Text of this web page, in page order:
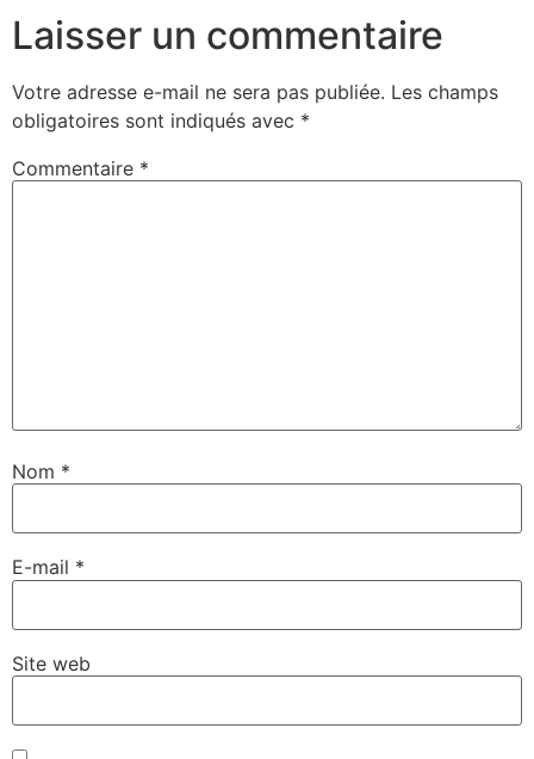
Laisser un commentaire
Votre adresse e-mail ne sera pas publiée. Les champs
obligatoires sont indiqués avec *
Commentaire *
Nom *
E-mail *
Site web